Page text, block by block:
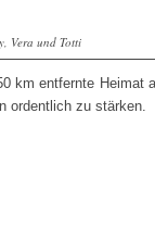
Vera und Totti
km entfernte
ordentlich zu stärken.